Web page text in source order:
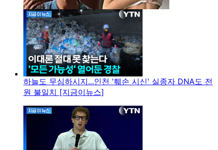
하늘도 무심하시지...인천 '훼손 시신' 실종자 DNA도 전
원 불일치 [지금이뉴스]